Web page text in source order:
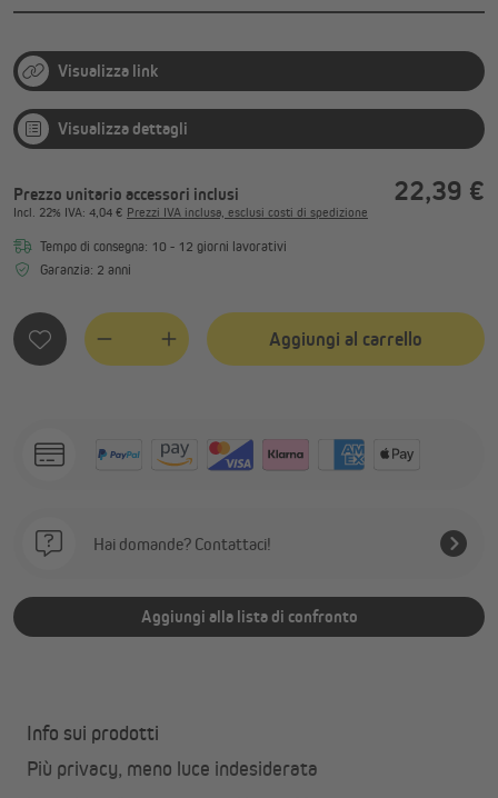
Visualizza link
Visualizza dettagli
Prezzo unitario accessori inclusi
Incl. 22% IVA: 4,04 € Prezzi IVA inclusa, esclusi costi di spedizione
Tempo di consegna: 10 - 12 giorni lavorativi
Garanzia: 2 anni
22,39 €
Aggiungi al carrello
Hai domande? Contattaci!
Aggiungi alla lista di confronto
Info sui prodotti
Più privacy, meno luce indesiderata